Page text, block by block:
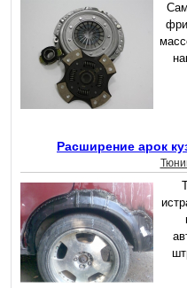
Расширение арок